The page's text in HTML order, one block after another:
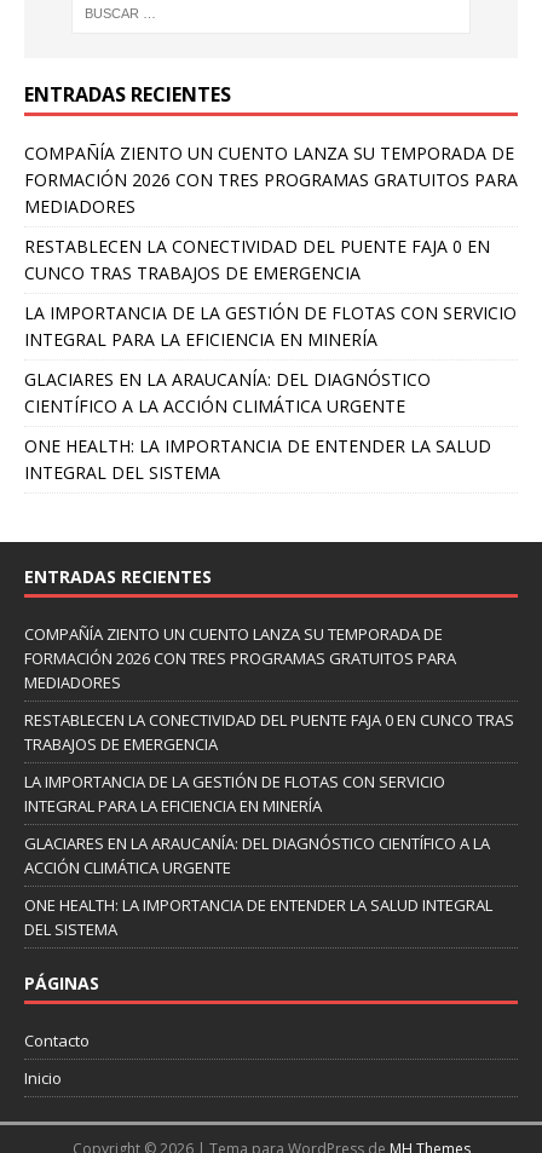
ENTRADAS RECIENTES
COMPAÑÍA ZIENTO UN CUENTO LANZA SU TEMPORADA DE
FORMACIÓN 2026 CON TRES PROGRAMAS GRATUITOS PARA
MEDIADORES
RESTABLECEN LA CONECTIVIDAD DEL PUENTE FAJA 0 EN
CUNCO TRAS TRABAJOS DE EMERGENCIA
LA IMPORTANCIA DE LA GESTIÓN DE FLOTAS CON SERVICIO
INTEGRAL PARA LA EFICIENCIA EN MINERÍA
GLACIARES EN LA ARAUCANÍA: DEL DIAGNÓSTICO
CIENTÍFICO A LA ACCIÓN CLIMÁTICA URGENTE
ONE HEALTH: LA IMPORTANCIA DE ENTENDER LA SALUD
INTEGRAL DEL SISTEMA
ENTRADAS RECIENTES
COMPAÑÍA ZIENTO UN CUENTO LANZA SU TEMPORADA DE
FORMACIÓN 2026 CON TRES PROGRAMAS GRATUITOS PARA
MEDIADORES
RESTABLECEN LA CONECTIVIDAD DEL PUENTE FAJA 0 EN CUNCO TRAS
TRABAJOS DE EMERGENCIA
LA IMPORTANCIA DE LA GESTIÓN DE FLOTAS CON SERVICIO
INTEGRAL PARA LA EFICIENCIA EN MINERÍA
GLACIARES EN LA ARAUCANÍA: DEL DIAGNÓSTICO CIENTÍFICO A LA
ACCIÓN CLIMÁTICA URGENTE
ONE HEALTH: LA IMPORTANCIA DE ENTENDER LA SALUD INTEGRAL
DEL SISTEMA
PÁGINAS
Contacto
Inicio